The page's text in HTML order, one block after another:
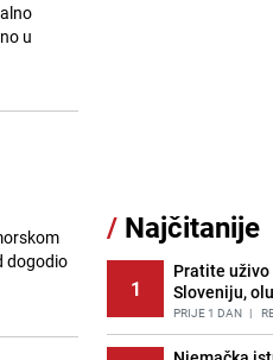
u
dogodio
/ Najčitanije
1
Pratite
Sloveniju,
PRIJE 1 DAN |